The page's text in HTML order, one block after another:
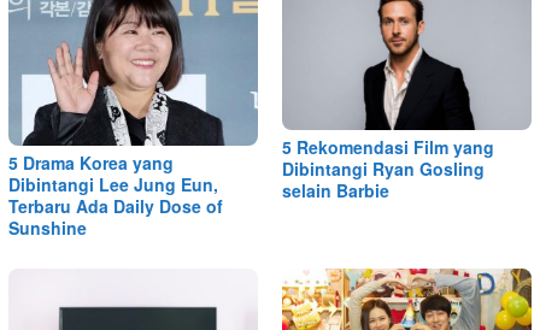
5 Drama Korea yang
Dibintangi Lee Jung Eun,
Terbaru Ada Daily Dose of
Sunshine
5 Rekomendasi Film yang
Dibintangi Ryan Gosling
selain Barbie